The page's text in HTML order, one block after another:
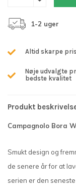
1-2 uger
Altid skarpe
Nøje udvalgte
bedste kvalitet
Produkt
Campagnolo Bora
Smukt design og
de senere år for at
serien er den seneste